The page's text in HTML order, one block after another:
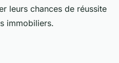
leurs chances de réussite
immobiliers.